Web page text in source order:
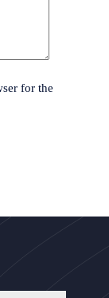
for the